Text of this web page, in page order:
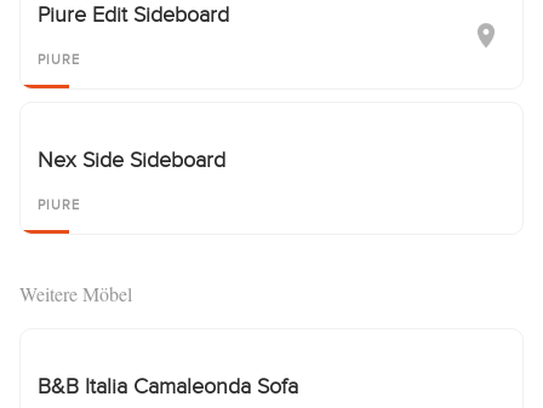
Piure Edit Sideboard
PIURE
Nex Side Sideboard
PIURE
Weitere Möbel
B&B Italia Camaleonda Sofa